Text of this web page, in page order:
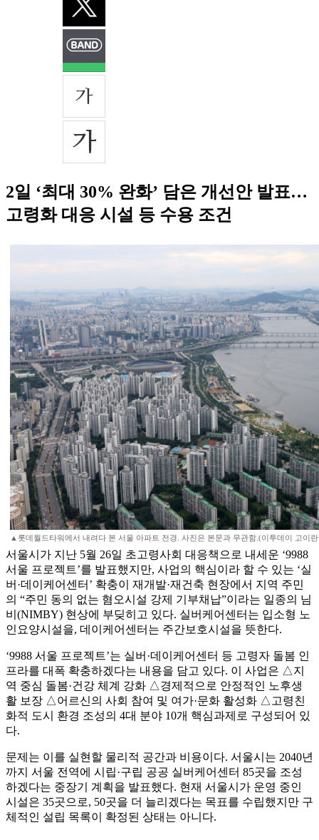
2일 ‘최대 30% 완화’ 담은 개선안 발표…
고령화 대응 시설 등 수용 조건
▲롯데월드타워에서 내려다 본 서울 아파트 전경. 사진은 본문과 무관함.(이투데이 고이
서울시가 지난 5월 26일 초고령사회 대응책으로 내세운 ‘9988
서울 프로젝트’를 발표했지만, 사업의 핵심이라 할 수 있는 ‘실
버·데이케어센터’ 확충이 재개발·재건축 현장에서 지역 주민
의 “주민 동의 없는 혐오시설 강제 기부채납”이라는 일종의 님
비(NIMBY) 현상에 부딪히고 있다. 실버케어센터는 입소형 노
인요양시설을, 데이케어센터는 주간보호시설을 뜻한다.
‘9988 서울 프로젝트’는 실버·데이케어센터 등 고령자 돌봄 인
프라를 대폭 확충하겠다는 내용을 담고 있다. 이 사업은 △지
역 중심 돌봄·건강 체계 강화 △경제적으로 안정적인 노후생
활 보장 △어르신의 사회 참여 및 여가·문화 활성화 △고령친
화적 도시 환경 조성의 4대 분야 10개 핵심과제로 구성되어 있
다.
문제는 이를 실현할 물리적 공간과 비용이다. 서울시는 2040년
까지 서울 전역에 시립·구립 공공 실버케어센터 85곳을 조성
하겠다는 중장기 계획을 발표했다. 현재 서울시가 운영 중인
시설은 35곳으로, 50곳을 더 늘리겠다는 목표를 수립했지만 구
체적인 설립 목록이 확정된 상태는 아니다.